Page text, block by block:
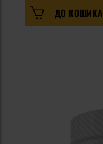
ДО КОШИКА